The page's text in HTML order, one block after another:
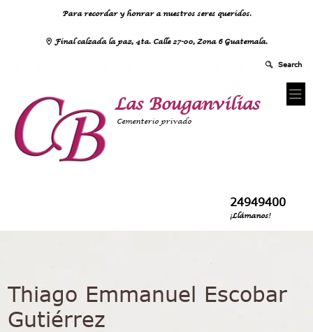
Para recordar y honrar a nuestros seres queridos.
Final calzada la paz, 4ta. Calle 27-00, Zona 6 Guatemala.
Las Bouganvilias
Cementerio privado
24949400
¡Llámanos!
Thiago Emmanuel Escobar
Gutiérrez